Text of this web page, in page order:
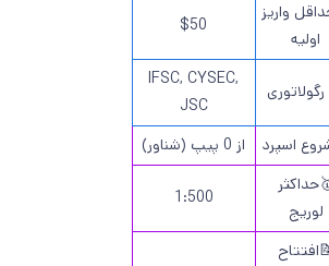
واریز
اولیه
$50
IFSC, CYSEC,
JSC
اسپرد
از 0 پیپ (شناور)
لوریج
1:500